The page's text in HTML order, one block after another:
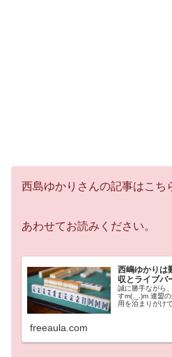
西島ゆかりさんの記事はこち
あわせてお読みください。
西嶋ゆかりは
収とライブバ
誠に勝手ながら
すm(._.)m 連盟
用を泊まりがけ
freeaula.com